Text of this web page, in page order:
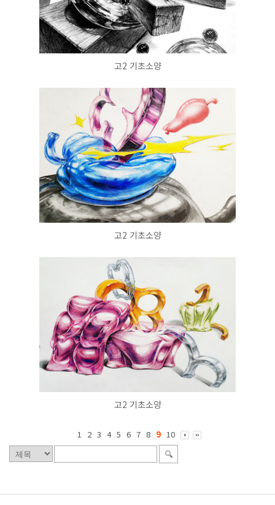
고2 기초소양
고2 기초소양
고2 기초소양
1 2 3 4 5 6 7 8 9 10